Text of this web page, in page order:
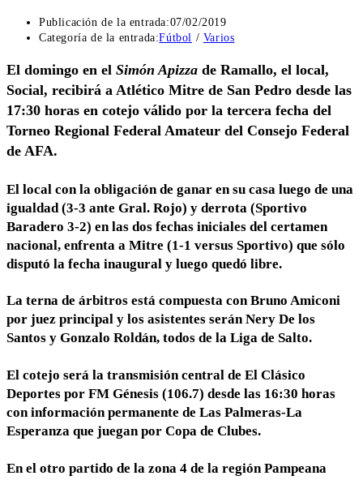
Publicación de la entrada:07/02/2019
Categoría de la entrada:Fútbol / Varios
El domingo en el Simón Apizza de Ramallo, el local,
Social, recibirá a Atlético Mitre de San Pedro desde las
17:30 horas en cotejo válido por la tercera fecha del
Torneo Regional Federal Amateur del Consejo Federal
de AFA.
El local con la obligación de ganar en su casa luego de una
igualdad (3-3 ante Gral. Rojo) y derrota (Sportivo
Baradero 3-2) en las dos fechas iniciales del certamen
nacional, enfrenta a Mitre (1-1 versus Sportivo) que sólo
disputó la fecha inaugural y luego quedó libre.
La terna de árbitros está compuesta con Bruno Amiconi
por juez principal y los asistentes serán Nery De los
Santos y Gonzalo Roldán, todos de la Liga de Salto.
El cotejo será la transmisión central de El Clásico
Deportes por FM Génesis (106.7) desde las 16:30 horas
con información permanente de Las Palmeras-La
Esperanza que juegan por Copa de Clubes.
En el otro partido de la zona 4 de la región Pampeana